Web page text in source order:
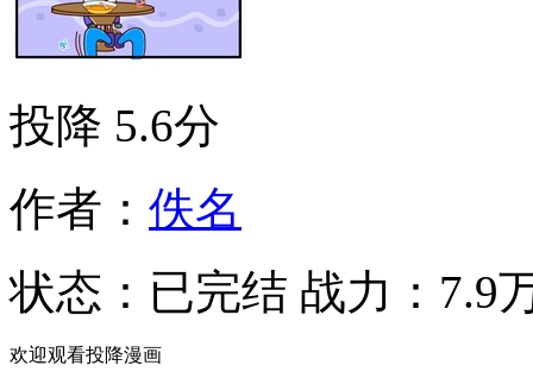
投降 5.6分
作者： 佚名
状态： 已完结 战力：7.9
欢迎观看投降漫画